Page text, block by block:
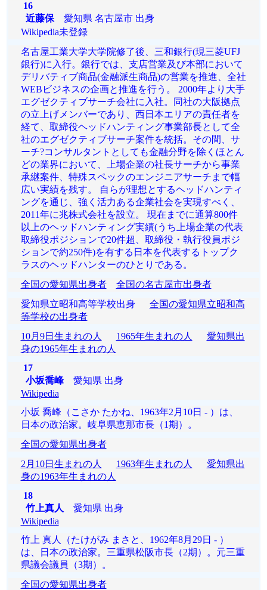
16
近藤保愛知県 名古屋市 出身
Wikipedia未登録
名古屋工業大学大学院修了後、三和銀行(現三菱UFJ
銀行)に入行。銀行では、支店営業及び本部において
デリバティブ商品(金融派生商品)の営業を推進、全社
WEBビジネスの企画と推進を行う。 2000年より大手
エグゼクティブサーチ会社に入社。同社の大阪拠点
の立上げメンバーであり、西日本エリアの責任者を
経て、取締役ヘッドハンティング事業部長として全
社のエグゼクティブサーチ案件を統括。その間、サ
ーチ?コンサルタントとしても金融分野を除くほとん
どの業界において、上場企業の社長サーチから事業
承継案件、特殊スペックのエンジニアサーチまで幅
広い実績を残す。 自らが理想とするヘッドハンティ
ングを通じ、強く活力ある企業社会を実現すべく、
2011年に兆株式会社を設立。 現在までに通算800件
以上のヘッドハンティング実績(うち上場企業の代表
取締役ポジションで20件超、取締役・執行役員ポジ
ションで約250件)を有する日本を代表するトップク
ラスのヘッドハンターのひとりである。
全国の愛知県出身者
全国の名古屋市出身者
愛知県立昭和高等学校出身 全国の愛知県立昭和高
等学校の出身者
10月9日生まれの人
1965年生まれの人
愛知県出
身の1965年生まれの人
17
小坂喬峰愛知県 出身
Wikipedia
小坂 喬峰（こさか たかね、1963年2月10日 - ）は、
日本の政治家。岐阜県恵那市長（1期）。
全国の愛知県出身者
2月10日生まれの人
1963年生まれの人
愛知県出
身の1963年生まれの人
18
竹上真人 愛知県 出身
Wikipedia
竹上 真人（たけがみ まさと、1962年8月29日 - ）
は、日本の政治家。三重県松阪市長（2期）。元三重
県議会議員（3期）。
全国の愛知県出身者